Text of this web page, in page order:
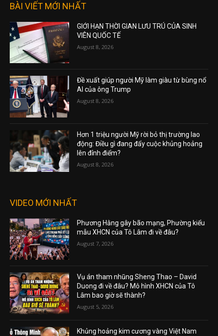
BÀI VIẾT MỚI NHẤT
GIỚI HẠN THỜI GIAN LƯU TRÚ CỦA SINH
VIÊN QUỐC TẾ
August 8, 2026
Đề xuất giúp người Mỹ làm giàu từ bùng nổ
AI của ông Trump
August 8, 2026
Hơn 1 triệu người Mỹ rời bỏ thị trường lao
động: Điều gì đang đẩy cuộc khủng hoảng
lên đỉnh điểm?
August 8, 2026
VIDEO MỚI NHẤT
Phương Hằng gây bão mạng, Phường kiểu
mẫu XHCN của Tô Lâm đi về đâu?
August 7, 2026
Vụ án tham nhũng Sheng Thao – David
Duong đi về đâu? Mô hình XHCN của Tô
Lâm bao giờ sẽ thành?
August 5, 2026
Khủng hoảng kim cương vàng Việt Nam